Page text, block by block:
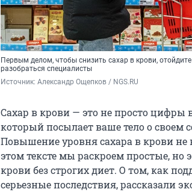
Первым делом, чтобы снизить сахар в крови,
разобраться специалисты
Источник: Александр Ощепков / NGS.RU
Сахар в крови — это не просто цифры
который посылает ваше тело о своем
Повышение уровня сахара в крови не
этом тексте мы раскроем простые,
крови без строгих диет. О том, как
серьезные последствия, рассказали